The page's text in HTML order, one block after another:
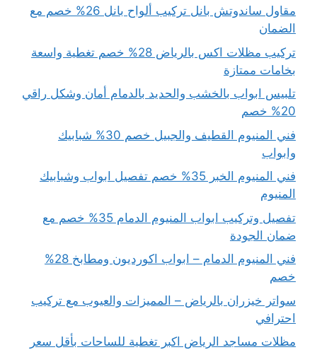
مقاول ساندوتش بانل تركيب ألواح بانل 26% خصم مع
الضمان
تركيب مظلات اكس بالرياض 28% خصم تغطية واسعة
بخامات ممتازة
تلبيس ابواب بالخشب والحديد بالدمام أمان وشكل راقي
20% خصم
فني المنيوم القطيف والجبيل خصم 30% شبابيك
وابواب
فني المنيوم الخبر 35% خصم تفصيل ابواب وشبابيك
المنيوم
تفصيل وتركيب ابواب المنيوم الدمام 35% خصم مع
ضمان الجودة
فني المنيوم الدمام – ابواب اكورديون ومطابخ 28%
خصم
سواتر خيزران بالرياض – المميزات والعيوب مع تركيب
احترافي
مظلات مساجد الرياض اكبر تغطية للساحات بأقل سعر